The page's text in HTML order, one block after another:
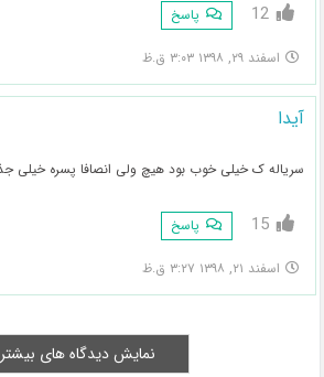
12 پاسخ
اسفند ۲۹, ۱۳۹۸ ۳:۰۳ ق.ظ
آیدا
سریاله ک خیلی خوب بود هیچ ولی انصافا پسره خیلی
15 پاسخ
اسفند ۲۱, ۱۳۹۸ ۳:۲۷ ق.ظ
نمایش دیدگاه های بیشتر